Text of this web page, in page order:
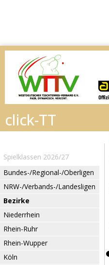
Spielklassen 2026/27
Bundes-/Regional-/Oberligen
NRW-/Verbands-/Landesligen
Bezirke
Niederrhein
Rhein-Ruhr
Rhein-Wupper
Köln